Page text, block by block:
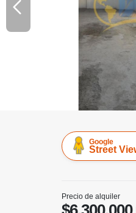
Google
Street
Precio de alquiler